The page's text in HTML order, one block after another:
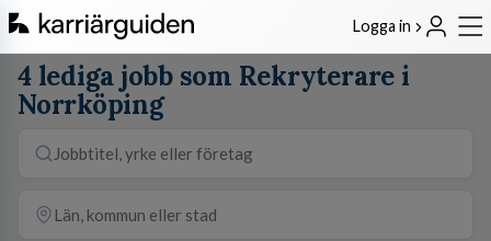
Logga in
4 lediga jobb som Rekryterare i
Norrköping